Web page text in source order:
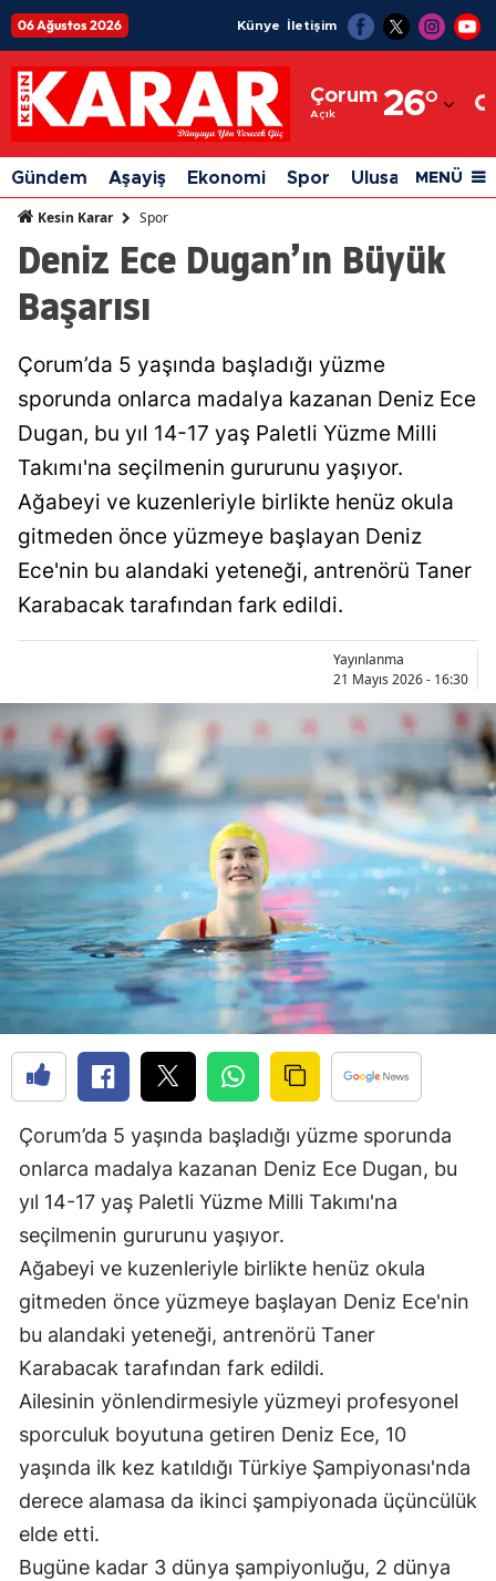
06 Ağustos 2026 Künye İletişim
Çorum
Açık 26°
Adıyaman
Afyonkarahisar
Ağrı
Amasya
Aydın
Balıkesir
Bingöl
Bitlis
Bolu
Burdur
Bursa
Çanakkale
Çankırı
Çorum
Denizli
Diyarbakır
Edirne
Eskişehir
Giresun
Gümüşhane
Hatay
Isparta
İstanbul
Gündem Aşayiş Ekonomi Spor Ulusal Siyaset
MENÜ
Kesin Karar Spor
Deniz Ece Dugan’ın Büyük
Başarısı
Çorum’da 5 yaşında başladığı yüzme
sporunda onlarca madalya kazanan Deniz Ece
Dugan, bu yıl 14-17 yaş Paletli Yüzme Milli
Takımı'na seçilmenin gururunu yaşıyor.
Ağabeyi ve kuzenleriyle birlikte henüz okula
gitmeden önce yüzmeye başlayan Deniz
Ece'nin bu alandaki yeteneği, antrenörü Taner
Karabacak tarafından fark edildi.
Yayınlanma
21 Mayıs 2026 - 16:30
Çorum’da 5 yaşında başladığı yüzme sporunda
onlarca madalya kazanan Deniz Ece Dugan, bu
yıl 14-17 yaş Paletli Yüzme Milli Takımı'na
seçilmenin gururunu yaşıyor.
Ağabeyi ve kuzenleriyle birlikte henüz okula
gitmeden önce yüzmeye başlayan Deniz Ece'nin
bu alandaki yeteneği, antrenörü Taner
Karabacak tarafından fark edildi.
Ailesinin yönlendirmesiyle yüzmeyi profesyonel
sporculuk boyutuna getiren Deniz Ece, 10
yaşında ilk kez katıldığı Türkiye Şampiyonası'nda
derece alamasa da ikinci şampiyonada üçüncülük
elde etti.
Bugüne kadar 3 dünya şampiyonluğu, 2 dünya